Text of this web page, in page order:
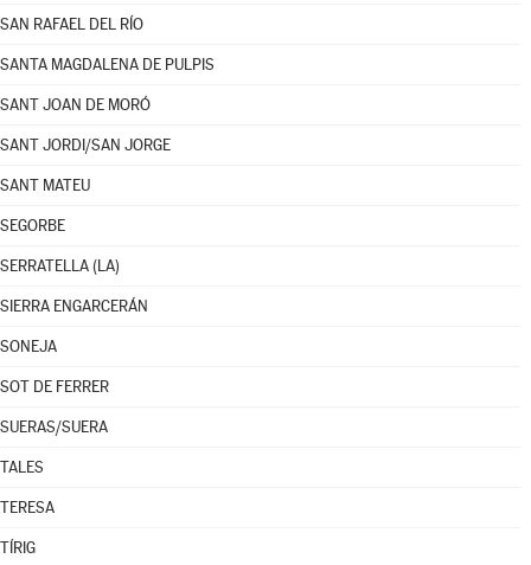
SAN RAFAEL DEL RÍO
SANTA MAGDALENA DE PULPIS
SANT JOAN DE MORÓ
SANT JORDI/SAN JORGE
SANT MATEU
SEGORBE
SERRATELLA (LA)
SIERRA ENGARCERÁN
SONEJA
SOT DE FERRER
SUERAS/SUERA
TALES
TERESA
TÍRIG